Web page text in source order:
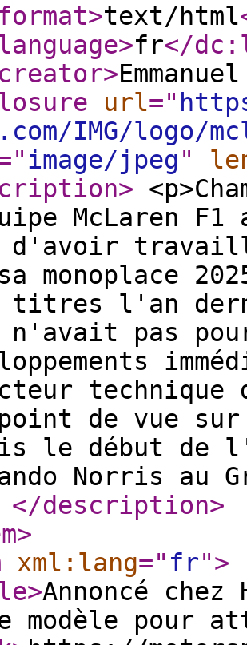
>text/html
>fr</
>
url="
IMG/logo/
image/jpeg"
>
McLaren F1
travaillé
monoplace
titres l'an
n'avait pas
de vue
le début de
Norris au
</description>
>
xml:lang=" fr">
>Annoncé chez
modèle pour